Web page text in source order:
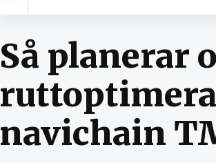
Så planerar
navichain